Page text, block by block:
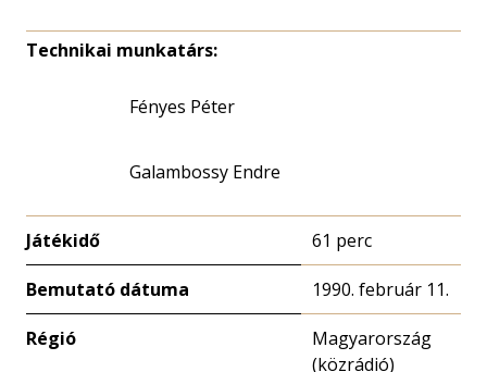
Technikai munkatárs:
Fényes Péter
Galambossy Endre
Játékidő 61 perc
Bemutató dátuma 1990. február 11.
Régió
Magyarország
(közrádió)